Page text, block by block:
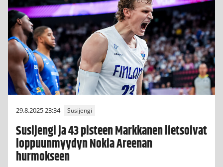
29.8.2025 23:34 Susijengi
Susijengi ja 43 pisteen Markkanen lietsoivat
loppuunmyydyn Nokia Areenan
hurmokseen